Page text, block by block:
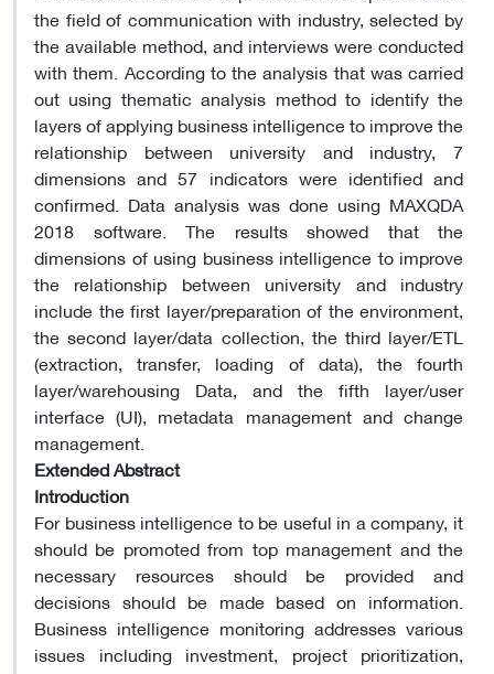
the field of communication with industry, selected by
the available method, and interviews were conducted
with them. According to the analysis that was carried
out using thematic analysis method to identify the
layers of applying business intelligence to improve the
relationship between university and industry, 7
dimensions and 57 indicators were identified and
confirmed. Data analysis was done using MAXQDA
2018 software. The results showed that the
dimensions of using business intelligence to improve
the relationship between university and industry
include the first layer/preparation of the environment,
the second layer/data collection, the third layer/ETL
(extraction, transfer, loading of data), the fourth
layer/warehousing Data, and the fifth layer/user
interface (UI), metadata management and change
management.
Extended Abstract
Introduction
For business intelligence to be useful in a company, it
should be promoted from top management and the
necessary resources should be provided and
decisions should be made based on information.
Business intelligence monitoring addresses various
issues including investment, project prioritization,